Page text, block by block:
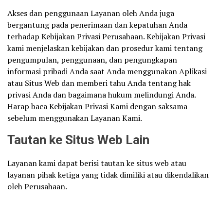
Akses dan penggunaan Layanan oleh Anda juga
bergantung pada penerimaan dan kepatuhan Anda
terhadap Kebijakan Privasi Perusahaan. Kebijakan Privasi
kami menjelaskan kebijakan dan prosedur kami tentang
pengumpulan, penggunaan, dan pengungkapan
informasi pribadi Anda saat Anda menggunakan Aplikasi
atau Situs Web dan memberi tahu Anda tentang hak
privasi Anda dan bagaimana hukum melindungi Anda.
Harap baca Kebijakan Privasi Kami dengan saksama
sebelum menggunakan Layanan Kami.
Tautan ke Situs Web Lain
Layanan kami dapat berisi tautan ke situs web atau
layanan pihak ketiga yang tidak dimiliki atau dikendalikan
oleh Perusahaan.